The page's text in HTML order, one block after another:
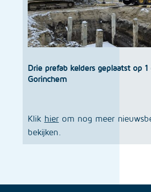
Drie prefab kelders geplaatst op 1
Gorinchem
Klik hierom nog meer
bekijken.